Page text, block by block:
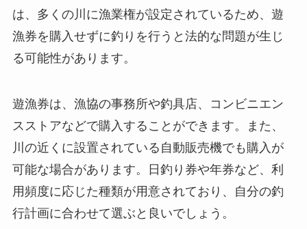
は、多くの川に漁業権が設定されているため、遊
漁券を購入せずに釣りを行うと法的な問題が生じ
る可能性があります。
遊漁券は、漁協の事務所や釣具店、コンビニエン
スストアなどで購入することができます。また、
川の近くに設置されている自動販売機でも購入が
可能な場合があります。日釣り券や年券など、利
用頻度に応じた種類が用意されており、自分の釣
行計画に合わせて選ぶと良いでしょう。